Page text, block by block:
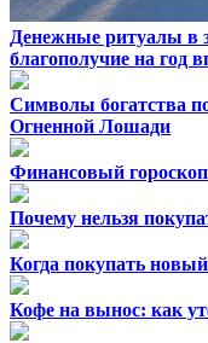
Денежные ритуалы в
благополучие на год
Символы богатства
Огненной Лошади
Финансовый гороскоп
Почему нельзя
Когда покупать
Кофе на вынос: как